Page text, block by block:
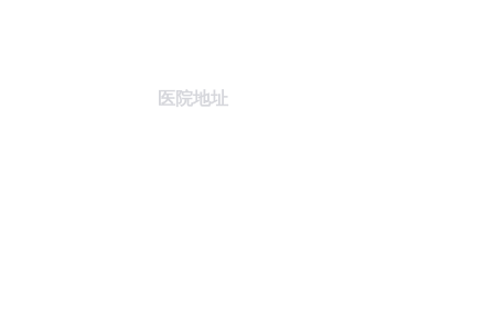
医院地址